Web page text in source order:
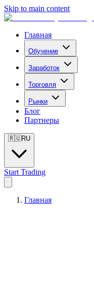
Skip to main content
Главная
Обучение
Заработок
Торговля
Рынки
Блог
Партнеры
🇷🇺RU
Start Trading
Главная